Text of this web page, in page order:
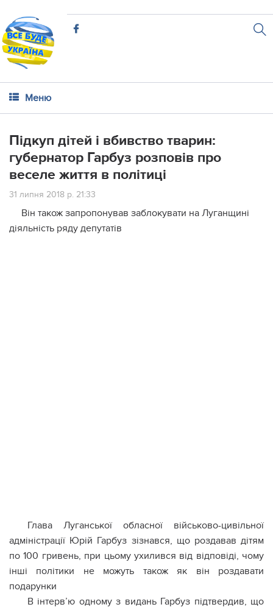
Меню
Підкуп дітей і вбивство тварин:
губернатор Гарбуз розповів про
веселе життя в політиці
31 липня 2018 р. 21:33
Він також запропонував заблокувати на Луганщині
діяльність ряду депутатів
Глава Луганської обласної військово-цивільної
адміністрації Юрій Гарбуз зізнався, що роздавав дітям
по 100 гривень, при цьому ухилився від відповіді, чому
інші політики не можуть також як він роздавати
подарунки
В інтерв’ю одному з видань Гарбуз підтвердив, що